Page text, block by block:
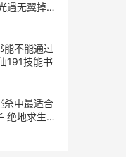
遇无翼掉下
能不能通过
191技能书
杀中最适合
绝地求生大
盘下载